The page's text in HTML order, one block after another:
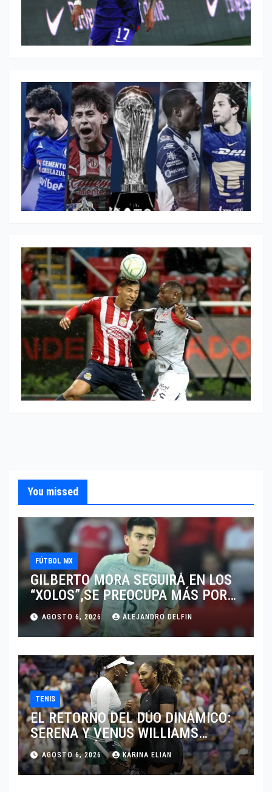
You missed
FÚTBOL MX
GILBERTO MORA SEGUIRÁ EN LOS
“XOLOS”,SE PREOCUPA MÁS POR
JUGAR EN SU EQUIPO.
AGOSTO 6, 2026 ALEJANDRO DELFIN
TENIS
EL RETORNO DEL DÚO DINÁMICO:
SERENA Y VENUS WILLIAMS
DISPUTARÁN LOS DOBLES EN
CINCINNATI 2026
AGOSTO 6, 2026 KARINA ELIAN